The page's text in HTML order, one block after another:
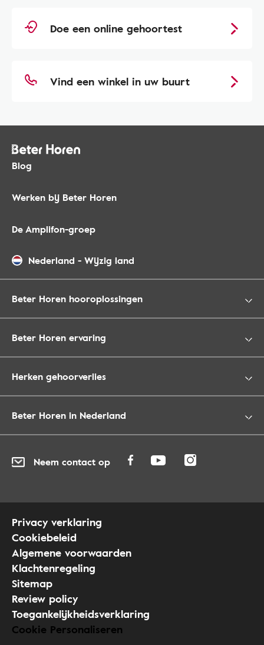
Doe een online gehoortest
Vind een winkel in uw buurt
Blog
Werken bij Beter Horen
De Amplifon-groep
Nederland - Wijzig land
Beter Horen hooroplossingen
Beter Horen ervaring
Herken gehoorverlies
Beter Horen in Nederland
Neem contact op
Privacy verklaring
Cookiebeleid
Algemene voorwaarden
Klachtenregeling
Sitemap
Review policy
Toegankelijkheidsverklaring
Cookie Personaliseren